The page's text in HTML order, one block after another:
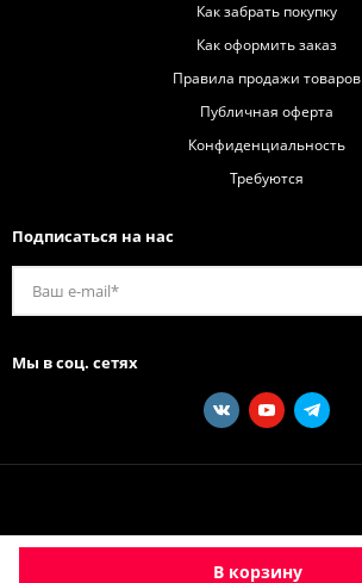
В корзину
Как забрать покупку
Как оформить заказ
Правила продажи товаров
Публичная оферта
Конфиденциальность
Требуются
Подписаться на нас
Мы в соц. сетях